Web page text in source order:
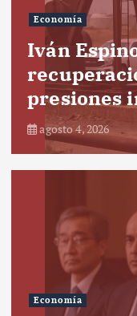
Economía
Iván
presiones
agosto 4, 2026
Economía